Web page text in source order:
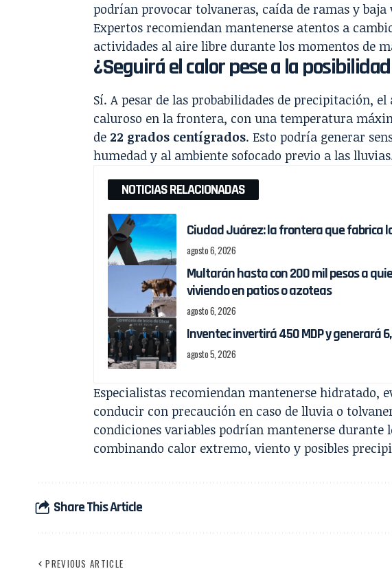
podrían provocar tolvaneras, caída de ramas y
Expertos recomiendan mantenerse atentos a
actividades al aire libre durante los momentos de
¿Seguirá el calor pese a la
Sí. A pesar de las probabilidades de precipitación,
caluroso en la frontera, con una temperatura
de 22 grados centígrados. Esto podría generar
humedad y al ambiente sofocado previo a las
NOTICIAS RELACIONADAS
Ciudad Juárez: la frontera que fabrica
agosto 6, 2026
Multarán hasta con 200 mil pesos a
viviendo en patios o azoteas
agosto 6, 2026
Inventec invertirá 450 MDP y generará
agosto 5, 2026
Especialistas recomiendan mantenerse hidratado,
conducir con precaución en caso de lluvia o
condiciones variables podrían mantenerse durante
combinando calor extremo, viento y posibles
Share This Article
PREVIOUS ARTICLE